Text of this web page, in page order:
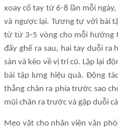
xoay cổ tay từ 6-8 lần mỗi
và ngược lại. Tương tự với bài
từ từ 3-5 vòng cho mỗi hướng
đẩy ghế ra sau, hai tay duỗi
sàn và kéo về vị trí cũ. Lặp lại
bài tập lưng hiệu quả. Động
thẳng chân ra phía trước sao
mũi chân ra trước và gập duỗi
Mẹo vặt cho nhân viên văn